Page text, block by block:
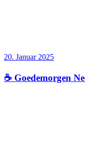
20. Januar 2025
☕ Goedemorgen